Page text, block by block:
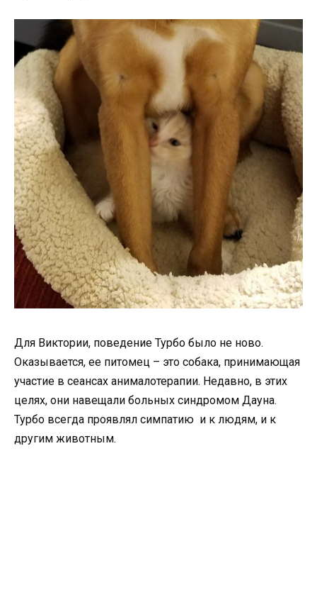
Для Виктории, поведение Турбо было не ново.
Оказывается, ее питомец – это собака, принимающая
участие в сеансах анималотерапии. Недавно, в этих
целях, они навещали больных синдромом Дауна.
Турбо всегда проявлял симпатию и к людям, и к
другим животным.